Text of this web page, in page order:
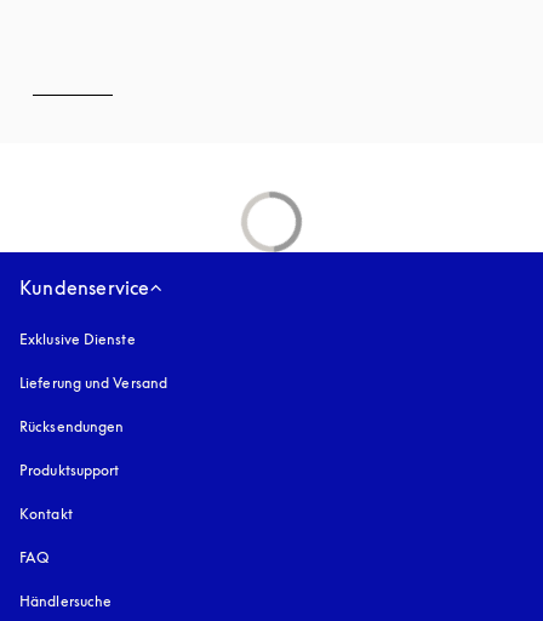
Kundenservice
Exklusive Dienste
Lieferung und Versand
Rücksendungen
Produktsupport
Kontakt
FAQ
Händlersuche